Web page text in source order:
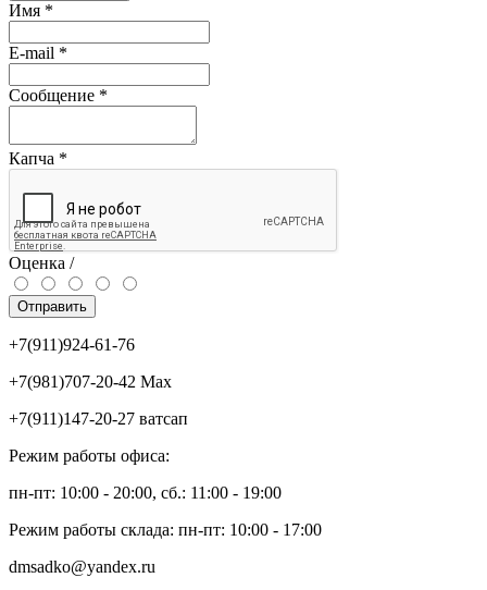
Имя *
E-mail *
Сообщение *
Капча *
Оценка /
Отправить
+7(911)924-61-76
+7(981)707-20-42 Max
+7(911)147-20-27 ватсап
Режим работы офиса:
пн-пт: 10:00 - 20:00, сб.: 11:00 - 19:00
Режим работы склада: пн-пт: 10:00 - 17:00
dmsadko@yandex.ru